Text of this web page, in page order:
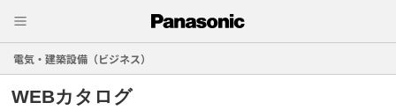
電気・建築設備（ビジネス）
WEBカタログ